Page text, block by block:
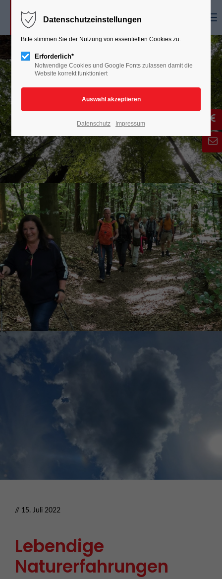
// 15. Juli 2022
Lebendige
Naturerfahrungen
Datenschutzeinstellungen
Bitte stimmen Sie der Nutzung von essentiellen Cookies zu.
Erforderlich*
Notwendige Cookies und Google Fonts zulassen damit die
Website korrekt funktioniert
Datenschutz Impressum